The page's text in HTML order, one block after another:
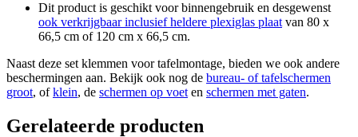
Dit product is geschikt voor binnengebruik en desgewenst
ook verkrijgbaar inclusief heldere plexiglas plaat van 80 x
66,5 cm of 120 cm x 66,5 cm.
Naast deze set klemmen voor tafelmontage, bieden we ook andere
beschermingen aan. Bekijk ook nog de bureau- of tafelschermen
groot, ofklein, de schermen op voet en schermen met gaten.
Gerelateerde producten